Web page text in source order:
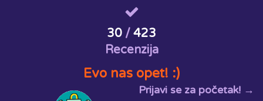
30 / 423
Recenzija
Evo nas opet! :)
Prijavi se za početak! →